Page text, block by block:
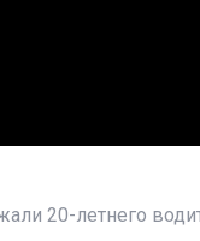
20-летнего